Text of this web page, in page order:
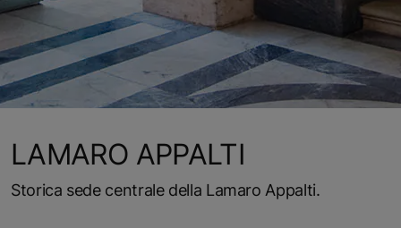
LAMARO APPALTI
Storica sede centrale della Lamaro Appalti.